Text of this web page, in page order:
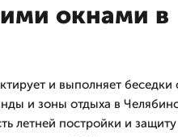
окнами в
и выполняет беседки
и зоны отдыха в
летней постройки и защиту